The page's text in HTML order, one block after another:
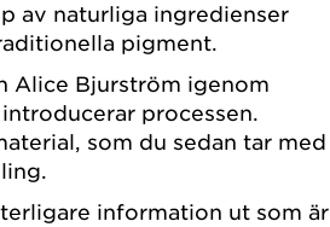
av naturliga ingredienser
pigment.
Alice Bjurström igenom
processen.
som du sedan tar med
information ut som är